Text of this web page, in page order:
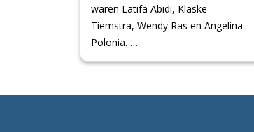
waren Latifa Abidi, Klaske
Tiemstra, Wendy Ras en Angelina
Polonia. …